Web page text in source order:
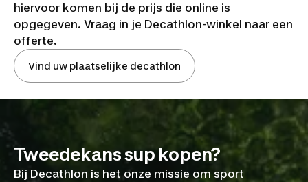
hiervoor komen bij de prijs die online is
opgegeven. Vraag in je Decathlon-winkel naar een
offerte.
Vind uw plaatselijke decathlon
Tweedekans sup kopen?
Bij Decathlon is het onze missie om sport